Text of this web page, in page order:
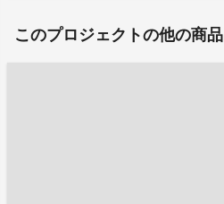
このプロジェクトの他の商品